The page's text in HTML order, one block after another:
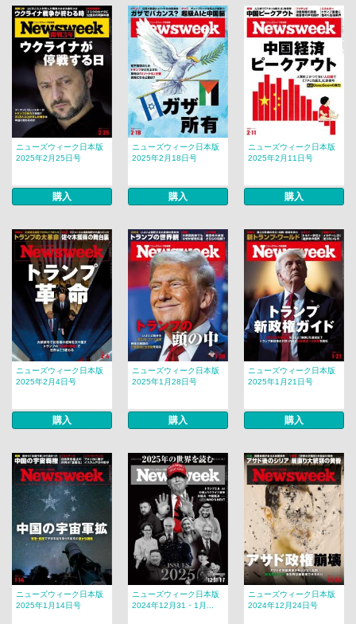
ニューズウィーク日本版
2025年2月25日号
購入
ニューズウィーク日本版
2025年2月18日号
購入
ニューズウィーク日本版
2025年2月11日号
購入
ニューズウィーク日本版
2025年2月4日号
購入
ニューズウィーク日本版
2025年1月28日号
購入
ニューズウィーク日本版
2025年1月21日号
購入
ニューズウィーク日本版
2025年1月14日号
ニューズウィーク日本版
2024年12月31・1月...
ニューズウィーク日本版
2024年12月24日号